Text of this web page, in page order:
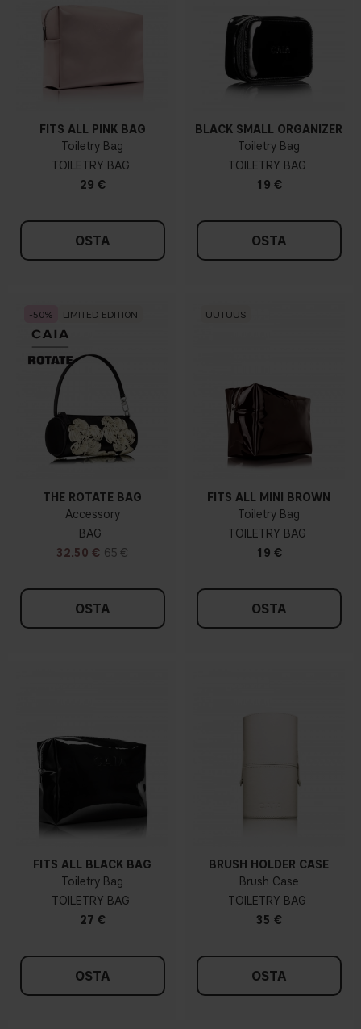
FITS ALL PINK BAG
Toiletry Bag
TOILETRY BAG
29 €
OSTA
BLACK SMALL ORGANIZER
Toiletry Bag
TOILETRY BAG
19 €
OSTA
50 LIMITED EDITION
THE ROTATE BAG
Accessory
BAG
32.50 € 65 €
OSTA
UUTUUS
FITS ALL MINI BROWN
Toiletry Bag
TOILETRY BAG
19 €
OSTA
FITS ALL BLACK BAG
Toiletry Bag
TOILETRY BAG
27 €
OSTA
BRUSH HOLDER CASE
Brush Case
TOILETRY BAG
35 €
OSTA